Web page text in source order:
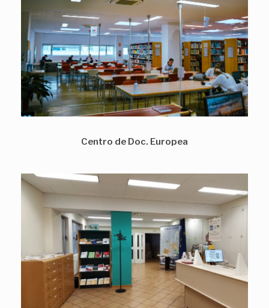
Centro de Doc. Europea